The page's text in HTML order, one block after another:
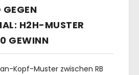
H2H-MUSTER
GEWINN
Kopf-Muster zwischen RB